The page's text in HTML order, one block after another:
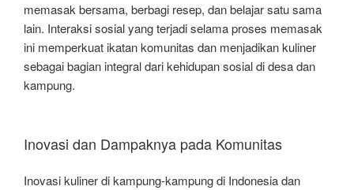
memasak bersama, berbagi resep, dan belajar satu sama
lain. Interaksi sosial yang terjadi selama proses memasak
ini memperkuat ikatan komunitas dan menjadikan kuliner
sebagai bagian integral dari kehidupan sosial di desa dan
kampung.
Inovasi dan Dampaknya pada Komunitas
Inovasi kuliner di kampung-kampung di Indonesia dan